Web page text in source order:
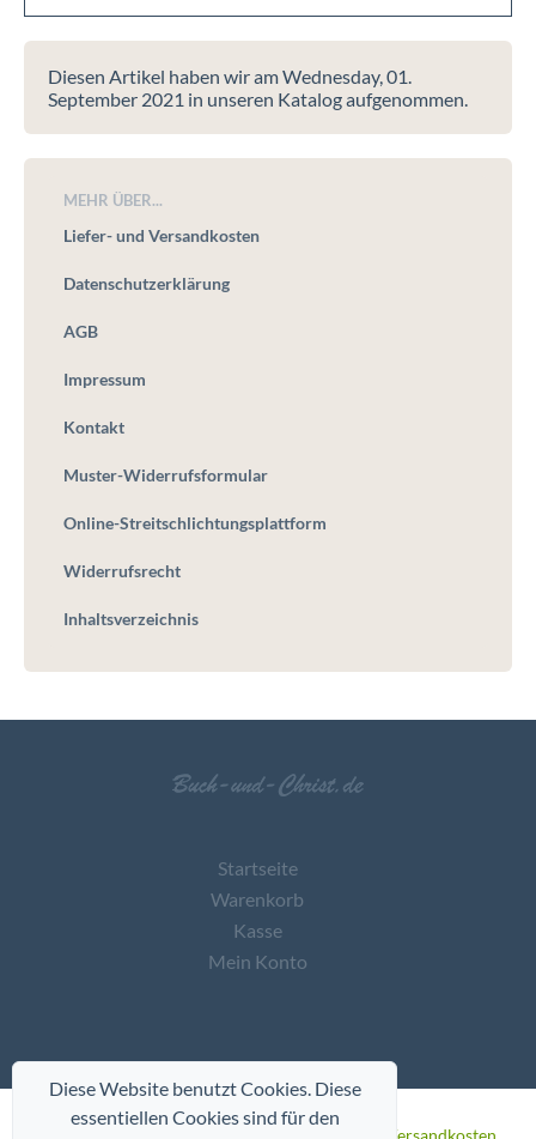
Diesen Artikel haben wir am Wednesday, 01.
September 2021 in unseren Katalog aufgenommen.
MEHR ÜBER...
Liefer- und Versandkosten
Datenschutzerklärung
AGB
Impressum
Kontakt
Muster-Widerrufsformular
Online-Streitschlichtungsplattform
Widerrufsrecht
Inhaltsverzeichnis
Startseite
Warenkorb
Kasse
Mein Konto
zzgl. Versandkosten
Diese Website benutzt Cookies. Diese
essentiellen Cookies sind für den